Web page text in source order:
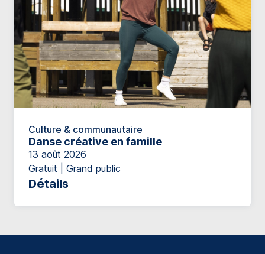
Culture & communautaire
Danse créative en famille
13 août 2026
Gratuit | Grand public
Détails